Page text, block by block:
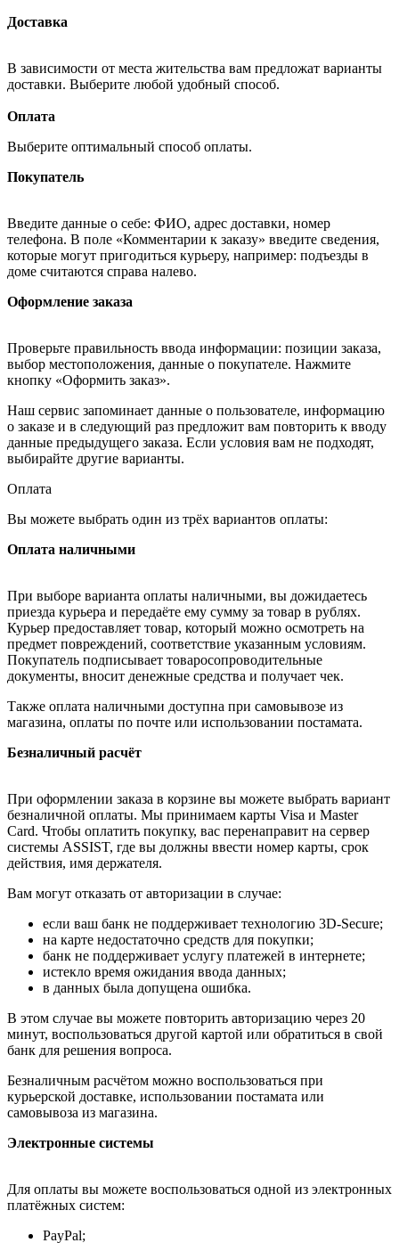
Доставка
В зависимости от места жительства вам предложат варианты
доставки. Выберите любой удобный способ.
Оплата
Выберите оптимальный способ оплаты.
Покупатель
Введите данные о себе: ФИО, адрес доставки, номер
телефона. В поле «Комментарии к заказу» введите сведения,
которые могут пригодиться курьеру, например: подъезды в
доме считаются справа налево.
Оформление заказа
Проверьте правильность ввода информации: позиции заказа,
выбор местоположения, данные о покупателе. Нажмите
кнопку «Оформить заказ».
Наш сервис запоминает данные о пользователе, информацию
о заказе и в следующий раз предложит вам повторить к вводу
данные предыдущего заказа. Если условия вам не подходят,
выбирайте другие варианты.
Оплата
Вы можете выбрать один из трёх вариантов оплаты:
Оплата наличными
При выборе варианта оплаты наличными, вы дожидаетесь
приезда курьера и передаёте ему сумму за товар в рублях.
Курьер предоставляет товар, который можно осмотреть на
предмет повреждений, соответствие указанным условиям.
Покупатель подписывает товаросопроводительные
документы, вносит денежные средства и получает чек.
Также оплата наличными доступна при самовывозе из
магазина, оплаты по почте или использовании постамата.
Безналичный расчёт
При оформлении заказа в корзине вы можете выбрать вариант
безналичной оплаты. Мы принимаем карты Visa и Master
Card. Чтобы оплатить покупку, вас перенаправит на сервер
системы ASSIST, где вы должны ввести номер карты, срок
действия, имя держателя.
Вам могут отказать от авторизации в случае:
если ваш банк не поддерживает технологию 3D-Secure;
на карте недостаточно средств для покупки;
банк не поддерживает услугу платежей в интернете;
истекло время ожидания ввода данных;
в данных была допущена ошибка.
В этом случае вы можете повторить авторизацию через 20
минут, воспользоваться другой картой или обратиться в свой
банк для решения вопроса.
Безналичным расчётом можно воспользоваться при
курьерской доставке, использовании постамата или
самовывоза из магазина.
Электронные системы
Для оплаты вы можете воспользоваться одной из электронных
платёжных систем:
PayPal;